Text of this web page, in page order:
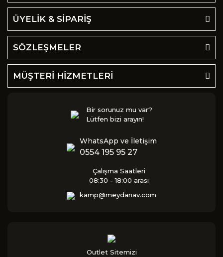
ÜYELİK & SİPARİŞ
SÖZLEŞMELER
MÜŞTERİ HİZMETLERİ
Bir sorunuz mu var?
Lütfen bizi arayın!
WhatsApp ve İletişim
0554 195 95 27
Çalışma Saatleri
08:30 - 18:00 arası
kamp@meydanav.com
Outlet Sitemizi